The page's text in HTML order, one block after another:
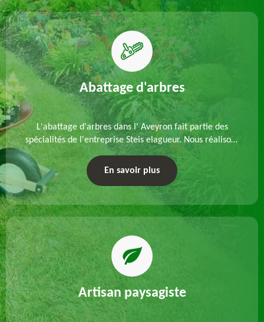
Abattage d'arbres
L'abattage d'arbres dans l' Aveyron fait partie des
spécialités de l'entreprise Steis elagueur. Nous réalisons
un abattage direct ou par démontage, tenant compte
des particularités du site et des végétaux.
En savoir plus
Artisan paysagiste